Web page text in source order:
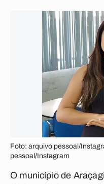
Foto: arquivo pessoal/
pessoal/Instagram
O município de